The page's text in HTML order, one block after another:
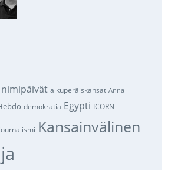
alkuperäiskansat Anna
demokratia Egypti ICORN
journalismi Kansainvälinen